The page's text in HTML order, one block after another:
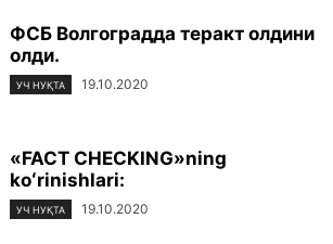
ФСБ Волгоградда теракт олдини
олди.
УЧ НУҚТА 19.10.2020
«FACT CHECKING»ning
koʻrinishlari:
УЧ НУҚТА 19.10.2020